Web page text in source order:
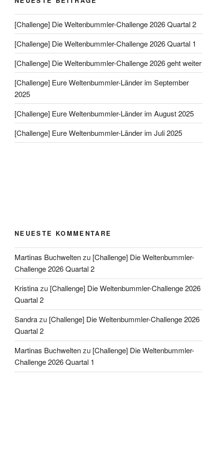
[Challenge] Die Weltenbummler-Challenge 2026 Quartal 2
[Challenge] Die Weltenbummler-Challenge 2026 Quartal 1
[Challenge] Die Weltenbummler-Challenge 2026 geht weiter
[Challenge] Eure Weltenbummler-Länder im September
2025
[Challenge] Eure Weltenbummler-Länder im August 2025
[Challenge] Eure Weltenbummler-Länder im Juli 2025
NEUESTE KOMMENTARE
Martinas Buchweltenzu [Challenge] Die Weltenbummler-
Challenge 2026 Quartal 2
Kristinazu [Challenge] Die Weltenbummler-Challenge 2026
Quartal 2
Sandrazu [Challenge] Die Weltenbummler-Challenge 2026
Quartal 2
Martinas Buchweltenzu [Challenge] Die Weltenbummler-
Challenge 2026 Quartal 1